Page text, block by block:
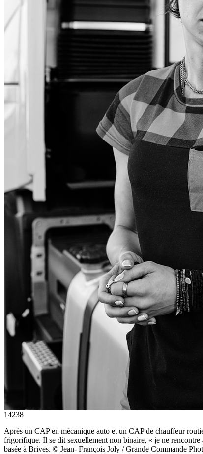
14238
Après un CAP en mécanique auto et un CAP de chauffeur
frigorifique. Il se dit sexuellement non binaire, « je ne
basée à Brives. © Jean- François Joly / Grande Commande